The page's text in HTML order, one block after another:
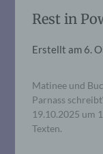
Rest in
Erstellt am 6.
Matinee und
Parnass
19.10.2025 um
Texten.